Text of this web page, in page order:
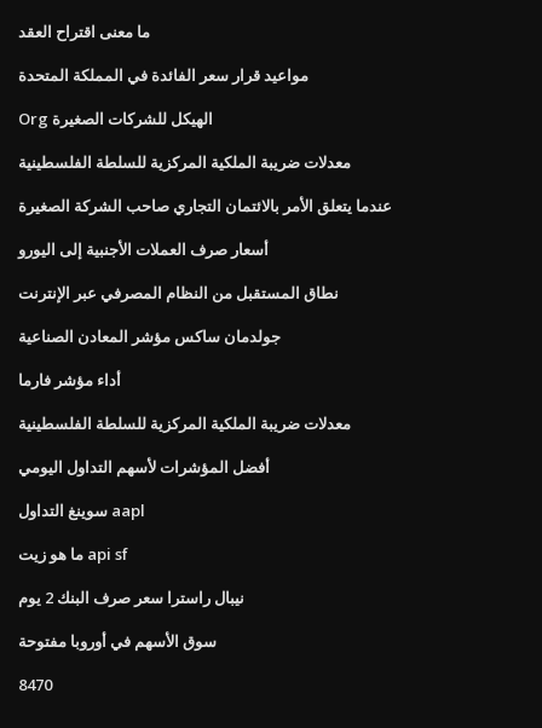
ما معنى اقتراح العقد
مواعيد قرار سعر الفائدة في المملكة المتحدة
Org الهيكل للشركات الصغيرة
معدلات ضريبة الملكية المركزية للسلطة الفلسطينية
عندما يتعلق الأمر بالائتمان التجاري صاحب الشركة الصغيرة
أسعار صرف العملات الأجنبية إلى اليورو
نطاق المستقبل من النظام المصرفي عبر الإنترنت
جولدمان ساكس مؤشر المعادن الصناعية
أداء مؤشر فارما
معدلات ضريبة الملكية المركزية للسلطة الفلسطينية
أفضل المؤشرات لأسهم التداول اليومي
سوينغ التداول aapl
ما هو زيت api sf
نيبال راسترا سعر صرف البنك 2 يوم
سوق الأسهم في أوروبا مفتوحة
8470